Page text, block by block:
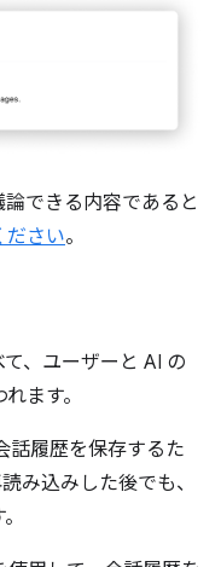
論できる内容であると
ださい。
、ユーザーと AI の
ます。
話履歴を保存するた
み込みした後でも、